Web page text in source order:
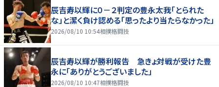
辰吉寿以輝に０－２判定の豊永太我「とられた
な」と潔く負け認める「思ったより当たらなかった」
2026/08/10 10:54相撲格闘技
辰吉寿以輝が勝利報告 急きょ対戦が受けた豊
永に「ありがとうございました」
2026/08/10 10:47相撲格闘技